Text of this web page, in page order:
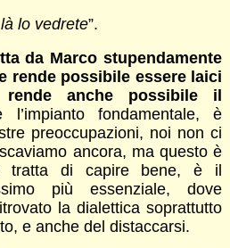
lo vedrete”.
da Marco stupendamente
rende possibile essere laici
anche possibile il
fondamentale, è
preoccupazioni, noi non ci
ancora, ma questo è
di capire bene, è il
più essenziale, dove
la dialettica soprattutto
e anche del distaccarsi.